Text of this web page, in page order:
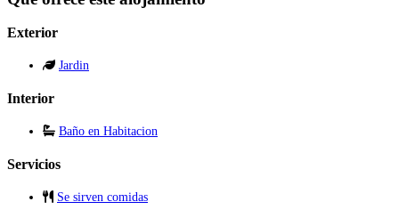
Exterior
Jardin
Interior
Baño en Habitacion
Servicios
Se sirven comidas